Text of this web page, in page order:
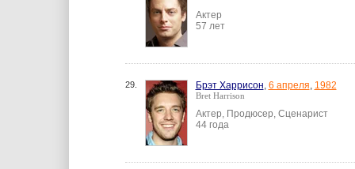
Актер
57 лет
29. Брэт Харрисон, 6 апреля, 1982
Bret Harrison
Актер, Продюсер, Сценарист
44 года